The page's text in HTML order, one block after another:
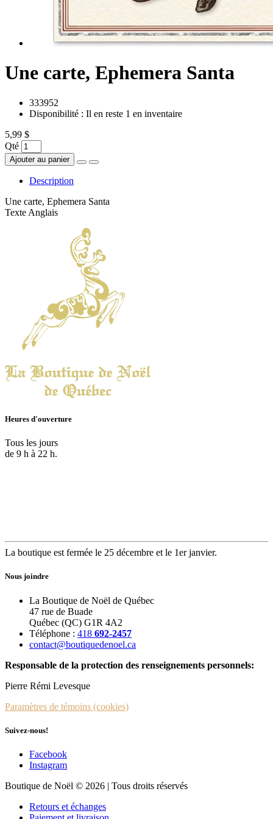
Une carte, Ephemera Santa
333952
Disponibilité : Il en reste 1 en inventaire
5,99 $
Qté
Ajouter au panier
Description
Une carte, Ephemera Santa
Texte Anglais
Heures d'ouverture
Tous les jours
de 9 h à 22 h.
La boutique est fermée le 25 décembre et le 1er janvier.
Nous joindre
La Boutique de Noël de Québec
47 rue de Buade
Québec (QC) G1R 4A2
Téléphone : 418 692-2457
contact@boutiquedenoel.ca
Responsable de la protection des renseignements personnels:
Pierre Rémi Levesque
Paramètres de témoins (cookies)
Suivez-nous!
Facebook
Instagram
Boutique de Noël © 2026 | Tous droits réservés
Retours et échanges